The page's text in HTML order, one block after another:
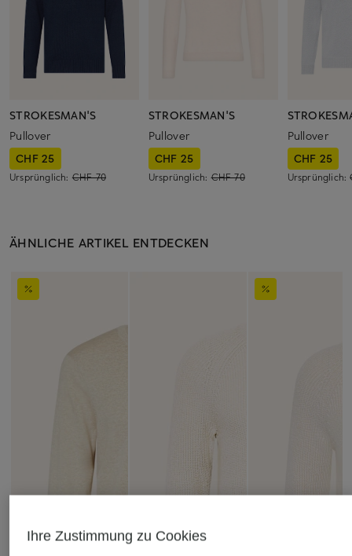
STROKESMAN'S
Pullover
CHF 25
Ursprünglich: CHF 70
STROKESMAN'S
Pullover
CHF 25
Ursprünglich:CHF 70
Pullover
CHF 25
Ursprünglich:
ÄHNLICHE ARTIKEL ENTDECKEN
Ihre Zustimmung zu Cookies